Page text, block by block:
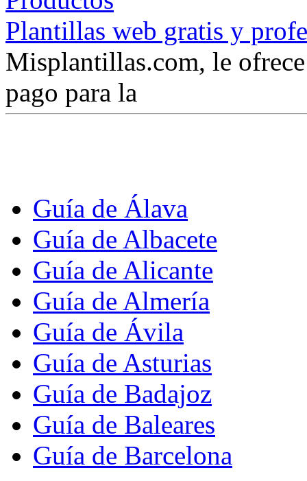
Plantillas web gratis y
Misplantillas.com, le
pago para la
Guía de Álava
Guía de Albacete
Guía de Alicante
Guía de Almería
Guía de Ávila
Guía de Asturias
Guía de Badajoz
Guía de Baleares
Guía de Barcelona